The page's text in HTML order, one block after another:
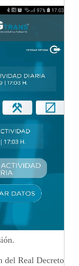
del Real Decreto